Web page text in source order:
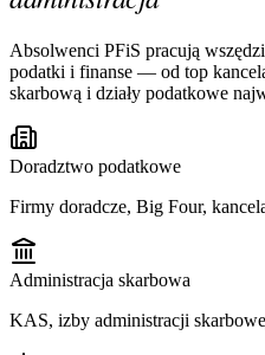
Absolwenci PFiS pracują
podatki i finanse — od top
skarbową i działy podatkowe
Doradztwo podatkowe
Firmy doradcze, Big Four,
Administracja skarbowa
KAS, izby administracji